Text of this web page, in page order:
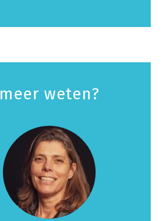
meer weten?